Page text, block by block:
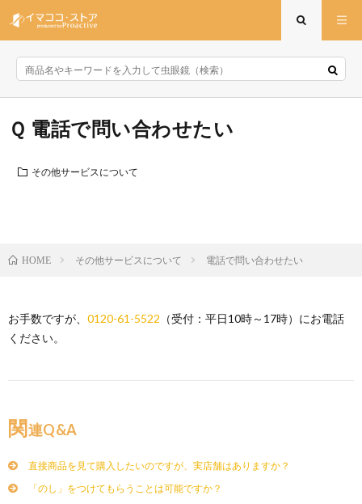
電話で問い合わせたい
その他サービスについて
HOME その他サービスについて 電話で問い合わせたい
お手数ですが、 0120-61-5522 （受付：平日10時～17時）にお電話
ください。
関連Q&A
直接商品を見て購入したいのですが、実店舗はありますか？
「のし」をつけてもらうことは可能ですか？